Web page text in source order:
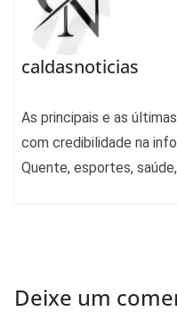
caldasnoticias
As principais e as
com credibilidade na
Quente, esportes,
Deixe um